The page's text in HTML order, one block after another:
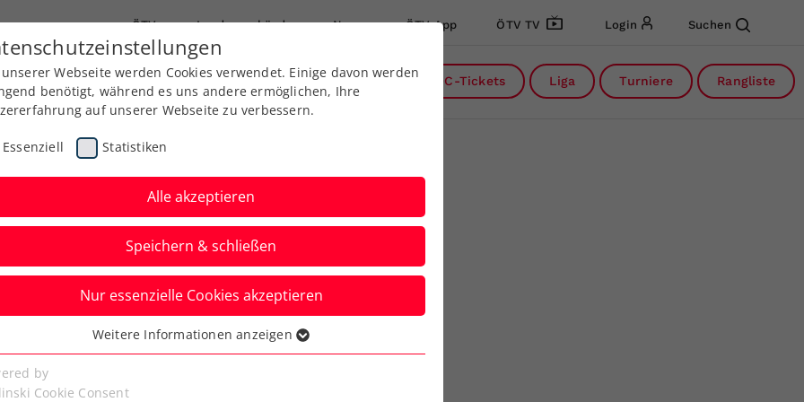
ÖTV Landesverbände News ÖTV App ÖTV TV Login Suchen
Ausbildung Services Über uns DC-Tickets Liga Turniere Rangliste
Webseite werden Cookies verwendet. Einige davon werden
benötigt, während es uns andere ermöglichen, Ihre
auf unserer Webseite zu verbessern.
Essenziell Statistiken
Alle akzeptieren
Speichern & schließen
Nur essenzielle Cookies akzeptieren
Cookies werden für grundlegende Funktionen der
benötigt. Dadurch ist gewährleistet, dass die Webseite
Weitere Informationen anzeigen
by
Cookie Consent